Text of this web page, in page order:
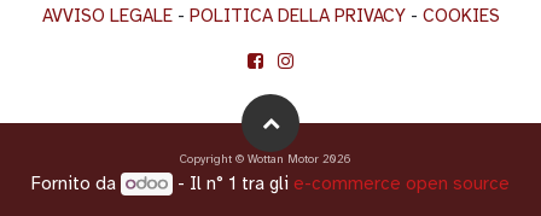
AVVISO LEGALE- POLITICA DELLA PRIVACY- COOKIES
Copyright © Wottan Motor 2026
Fornito da - Il n° 1 tra glie-commerce open source